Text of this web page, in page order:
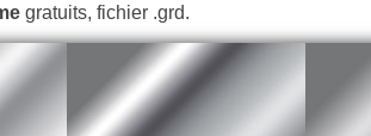
gratuits, fichier .grd.